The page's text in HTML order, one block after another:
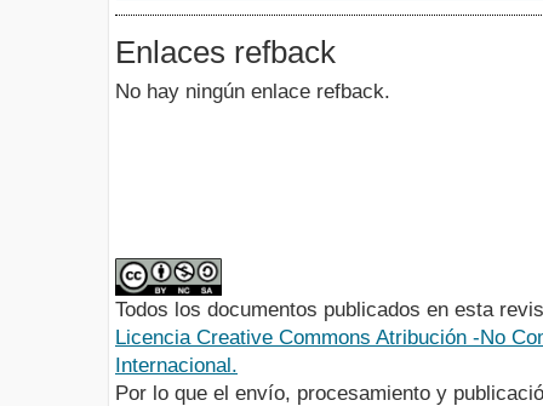
Enlaces refback
No hay ningún enlace refback.
Todos los documentos publicados en esta
Licencia Creative Commons Atribución -No
Internacional.
Por lo que el envío, procesamiento y